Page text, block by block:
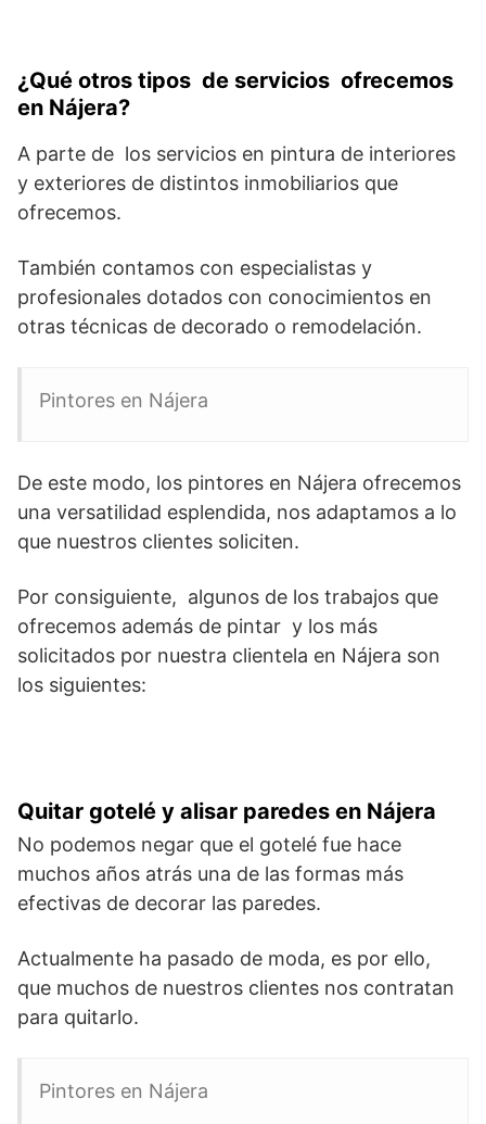
¿Qué otros tipos de servicios ofrecemos
en Nájera?
A parte de los servicios en pintura de interiores
y exteriores de distintos inmobiliarios que
ofrecemos.
También contamos con especialistas y
profesionales dotados con conocimientos en
otras técnicas de decorado o remodelación.
Pintores en Nájera
De este modo, los pintores en Nájera ofrecemos
una versatilidad esplendida, nos adaptamos a lo
que nuestros clientes soliciten.
Por consiguiente, algunos de los trabajos que
ofrecemos además de pintar y los más
solicitados por nuestra clientela en Nájera son
los siguientes:
Quitar gotelé y alisar paredes en Nájera
No podemos negar que el gotelé fue hace
muchos años atrás una de las formas más
efectivas de decorar las paredes.
Actualmente ha pasado de moda, es por ello,
que muchos de nuestros clientes nos contratan
para quitarlo.
Pintores en Nájera